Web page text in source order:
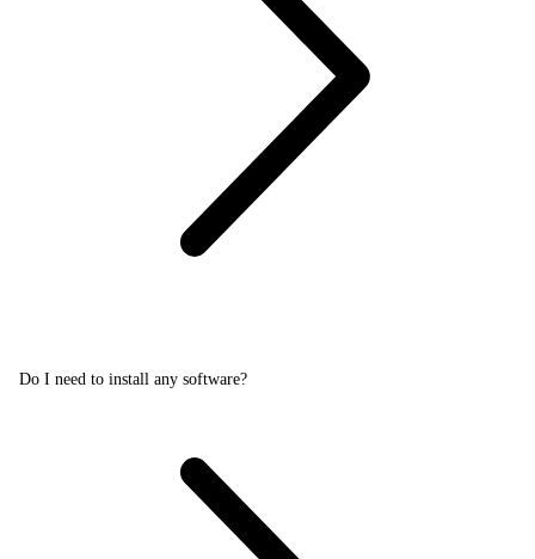
Do I need to install any software?